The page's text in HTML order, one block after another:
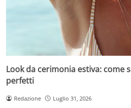
Look da cerimonia estiva: come
perfetti
Redazione Luglio 31, 2026